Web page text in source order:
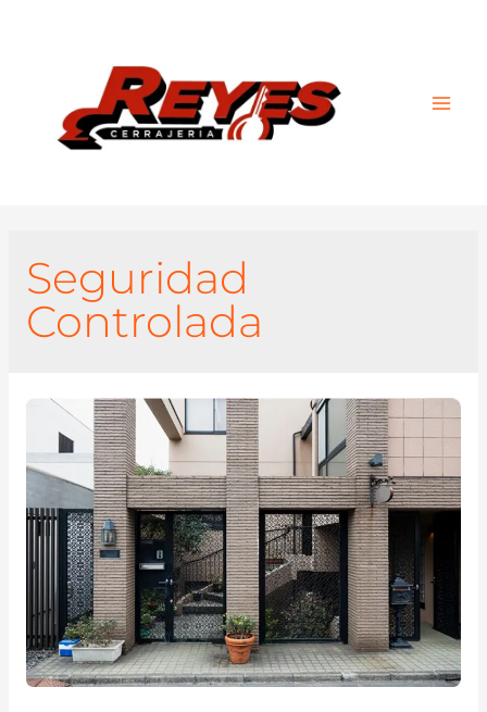
Seguridad
Controlada